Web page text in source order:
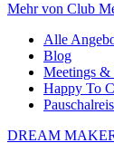
Mehr von Club
Alle
Blog
Meetings &
Happy To
DREAM